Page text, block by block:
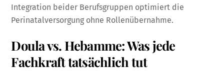
Integration beider Berufsgruppen optimiert die
Perinatalversorgung ohne Rollenübernahme.
Doula vs. Hebamme: Was jede
Fachkraft tatsächlich tut